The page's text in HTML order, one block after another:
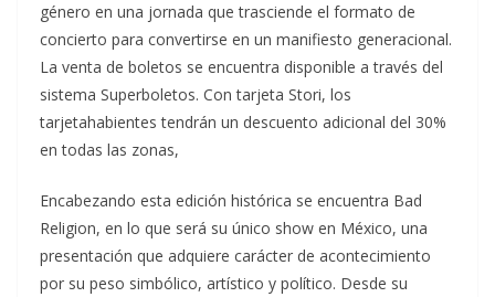
género en una jornada que trasciende el formato de
concierto para convertirse en un manifiesto generacional.
La venta de boletos se encuentra disponible a través del
sistema Superboletos. Con tarjeta Stori, los
tarjetahabientes tendrán un descuento adicional del 30%
en todas las zonas,
Encabezando esta edición histórica se encuentra Bad
Religion, en lo que será su único show en México, una
presentación que adquiere carácter de acontecimiento
por su peso simbólico, artístico y político. Desde su